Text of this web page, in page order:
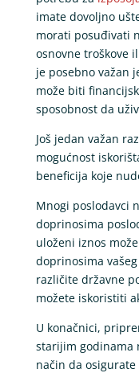
imate dovoljno
morati posuđivati
osnovne troškove
je posebno važan
može biti
sposobnost da
Još jedan važan
mogućnost
beneficija koje
Mnogi poslodavci
doprinosima
uloženi iznos
doprinosima
različite državne
možete iskoristiti
U konačnici,
starijim godinama
način da